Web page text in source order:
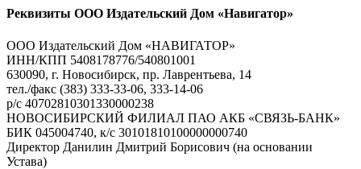
Реквизиты ООО Издательский Дом «Навигатор»
ООО Издательский Дом «НАВИГАТОР»
ИНН/КПП 5408178776/540801001
630090, г. Новосибирск, пр. Лаврентьева, 14
тел./факс (383) 333-33-06, 333-14-06
р/с 40702810301330000238
НОВОСИБИРСКИЙ ФИЛИАЛ ПАО АКБ «СВЯЗЬ-БАНК»
БИК 045004740, к/с 30101810100000000740
Директор Данилин Дмитрий Борисович (на основании
Устава)